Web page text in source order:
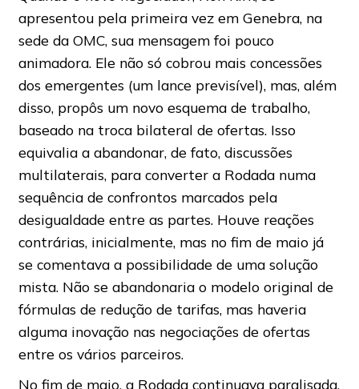
apresentou pela primeira vez em Genebra, na
sede da OMC, sua mensagem foi pouco
animadora. Ele não só cobrou mais concessões
dos emergentes (um lance previsível), mas, além
disso, propôs um novo esquema de trabalho,
baseado na troca bilateral de ofertas. Isso
equivalia a abandonar, de fato, discussões
multilaterais, para converter a Rodada numa
sequência de confrontos marcados pela
desigualdade entre as partes. Houve reações
contrárias, inicialmente, mas no fim de maio já
se comentava a possibilidade de uma solução
mista. Não se abandonaria o modelo original de
fórmulas de redução de tarifas, mas haveria
alguma inovação nas negociações de ofertas
entre os vários parceiros.
No fim de maio, a Rodada continuava paralisada,